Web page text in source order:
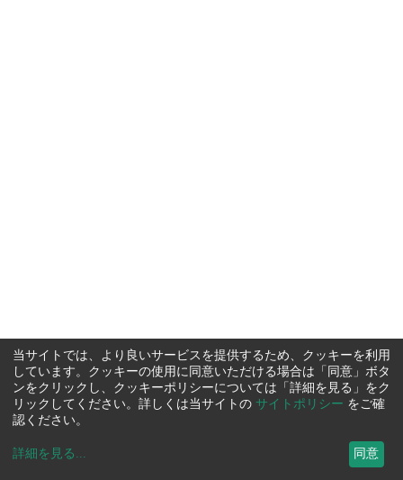
当サイトでは、より良いサービスを提供するため、クッキーを利用
しています。クッキーの使用に同意いただける場合は「同意」ボタ
ンをクリックし、クッキーポリシーについては「詳細を見る」をク
リックしてください。詳しくは当サイトの サイトポリシー をご確
認ください。
詳細を見る ... 同意